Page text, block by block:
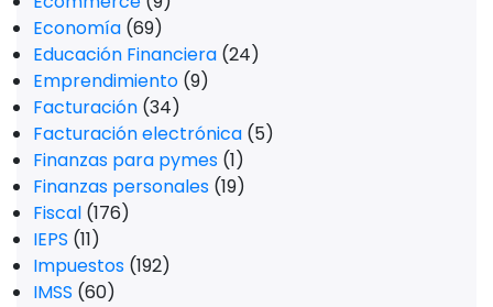
Economía (69)
Educación Financiera (24)
Emprendimiento (9)
Facturación (34)
Facturación electrónica (5)
Finanzas para pymes (1)
Finanzas personales (19)
Fiscal (176)
IEPS (11)
Impuestos (192)
IMSS (60)